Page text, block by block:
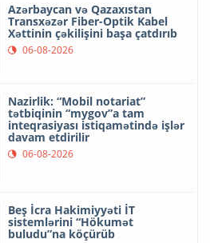
Azərbaycan və Qazaxıstan
Transxəzər Fiber-Optik Kabel
Xəttinin çəkilişini başa çatdırıb
06-08-2026
Nazirlik: “Mobil notariat”
tətbiqinin “mygov”a tam
inteqrasiyası istiqamətində işlər
davam etdirilir
06-08-2026
Beş İcra Hakimiyyəti İT
sistemlərini “Hökumət
buludu”na köçürüb